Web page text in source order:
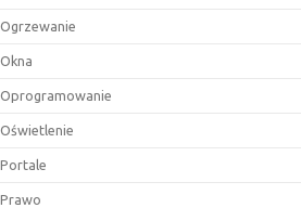
Ogrzewanie
Okna
Oprogramowanie
Oświetlenie
Portale
Prawo